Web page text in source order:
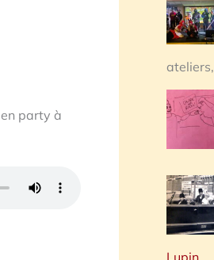
party à
:
ateliers,
Lupin